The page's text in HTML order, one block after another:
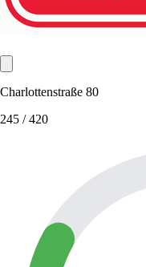
Charlottenstraße 80
245 / 420